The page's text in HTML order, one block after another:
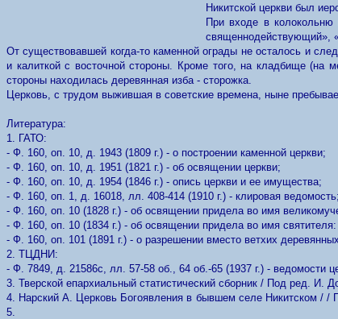
Никитской церкви был
При входе в
священнодействующий»,
От существовавшей когда-то каменной ограды не осталось и
и калиткой с восточной стороны. Кроме того, на кладбище (на
стороны находилась деревянная изба - сторожка.
Церковь, с трудом выжившая в советские времена, ныне
Литература:
1. ГАТО:
- Ф. 160, оп. 10, д. 1943 (1809 г.) - о построении каменной церкви;
- Ф. 160, оп. 10, д. 1951 (1821 г.) - об освящении церкви;
- Ф. 160, оп. 10, д. 1954 (1846 г.) - опись церкви и ее имущества;
- Ф. 160, оп. 1, д. 16018, лл. 408-414 (1910 г.) - клировая ведомость;
- Ф. 160, оп. 10 (1828 г.) - об освящении придела во имя
- Ф. 160, оп. 10 (1834 г.) - об освящении придела во имя
- Ф. 160, оп. 101 (1891 г.) - о разрешении вместо ветхих
2. ТЦДНИ:
- Ф. 7849, д. 21586с, лл. 57-58 об., 64 об.-65 (1937 г.) - ведомости
3. Тверской епархиальный статистический сборник / Под ред. И.
4. Нарский А. Церковь Богоявления в бывшем селе Никитском / /
5.